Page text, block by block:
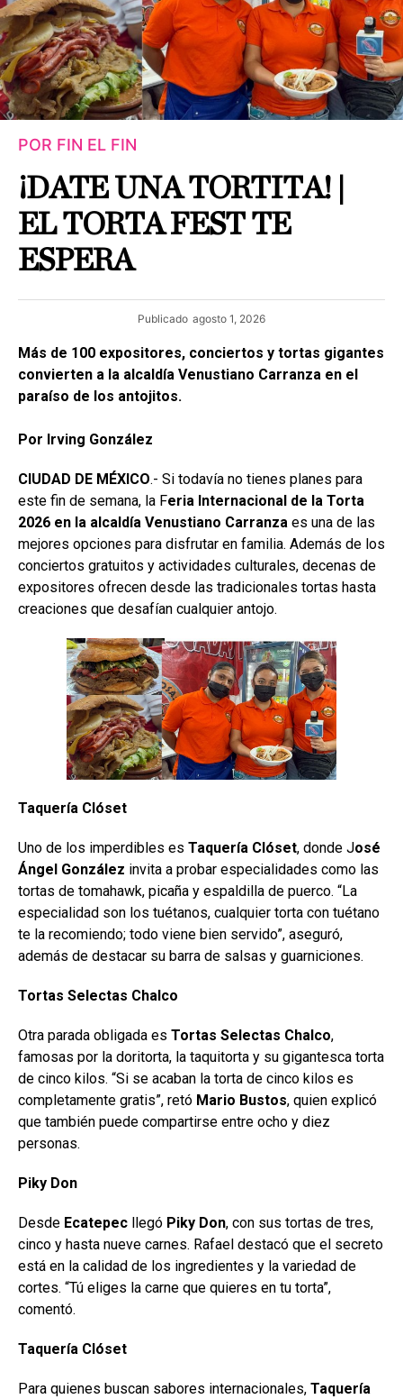
POR FIN EL FIN
¡DATE UNA TORTITA! |
EL TORTA FEST TE
ESPERA
Publicado agosto 1, 2026
Más de 100 expositores, conciertos y tortas gigantes
convierten a la alcaldía Venustiano Carranza en el
paraíso de los antojitos.
Por Irving González
CIUDAD DE MÉXICO.- Si todavía no tienes planes para
este fin de semana, la Feria Internacional de la Torta
2026 en la alcaldía Venustiano Carranza es una de las
mejores opciones para disfrutar en familia. Además de los
conciertos gratuitos y actividades culturales, decenas de
expositores ofrecen desde las tradicionales tortas hasta
creaciones que desafían cualquier antojo.
Taquería Clóset
Uno de los imperdibles es Taquería Clóset, donde José
Ángel González invita a probar especialidades como las
tortas de tomahawk, picaña y espaldilla de puerco. “La
especialidad son los tuétanos, cualquier torta con tuétano
te la recomiendo; todo viene bien servido”, aseguró,
además de destacar su barra de salsas y guarniciones.
Tortas Selectas Chalco
Otra parada obligada es Tortas Selectas Chalco,
famosas por la doritorta, la taquitorta y su gigantesca torta
de cinco kilos. “Si se acaban la torta de cinco kilos es
completamente gratis”, retó Mario Bustos, quien explicó
que también puede compartirse entre ocho y diez
personas.
Piky Don
Desde Ecatepec llegó Piky Don, con sus tortas de tres,
cinco y hasta nueve carnes. Rafael destacó que el secreto
está en la calidad de los ingredientes y la variedad de
cortes. “Tú eliges la carne que quieres en tu torta”,
comentó.
Taquería Clóset
Para quienes buscan sabores internacionales, Taquería